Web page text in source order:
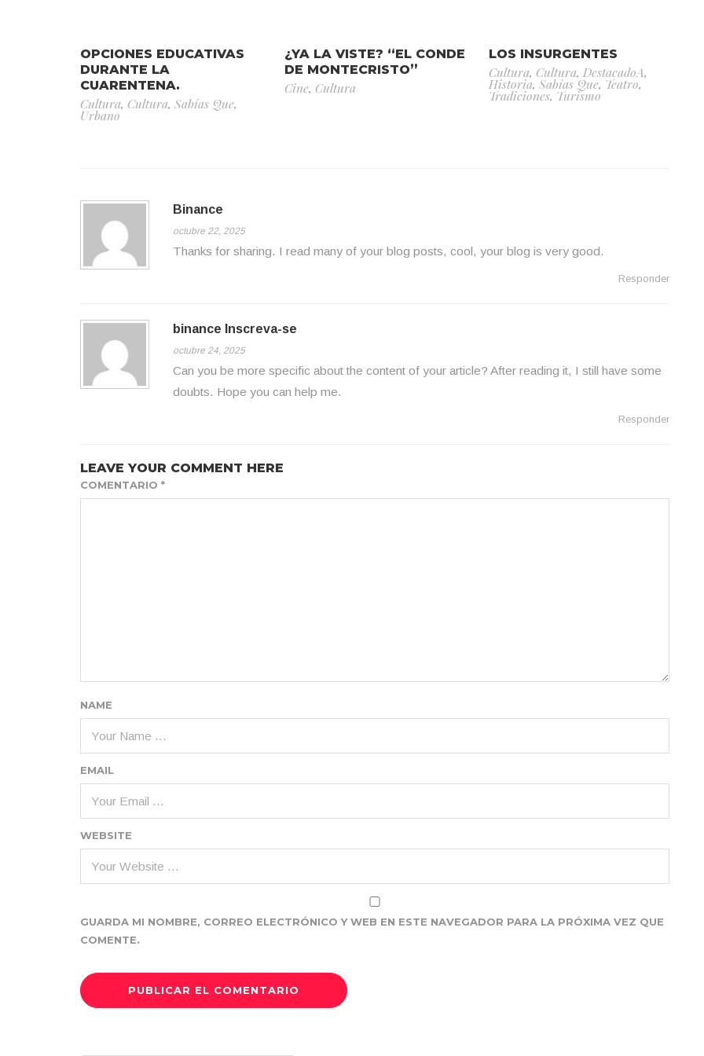
OPCIONES EDUCATIVAS
DURANTE LA
CUARENTENA.
Cultura, Cultura, Sabías Que,
Urbano
¿YA LA VISTE? “EL CONDE
DE MONTECRISTO”
Cine, Cultura
LOS INSURGENTES
Cultura, Cultura, DestacadoA,
Historia, Sabías Que, Teatro,
Tradiciones, Turismo
Binance
octubre 22, 2025
Thanks for sharing. I read many of your blog posts, cool, your blog is very good.
Responder
binance Inscreva-se
octubre 24, 2025
Can you be more specific about the content of your article? After reading it, I still have some
doubts. Hope you can help me.
Responder
LEAVE YOUR COMMENT HERE
COMENTARIO *
NAME
EMAIL
WEBSITE
GUARDA MI NOMBRE, CORREO ELECTRÓNICO Y WEB EN ESTE NAVEGADOR PARA LA PRÓXIMA VEZ QUE
COMENTE.